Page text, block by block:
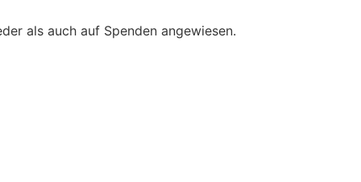
als auch auf Spenden angewiesen.